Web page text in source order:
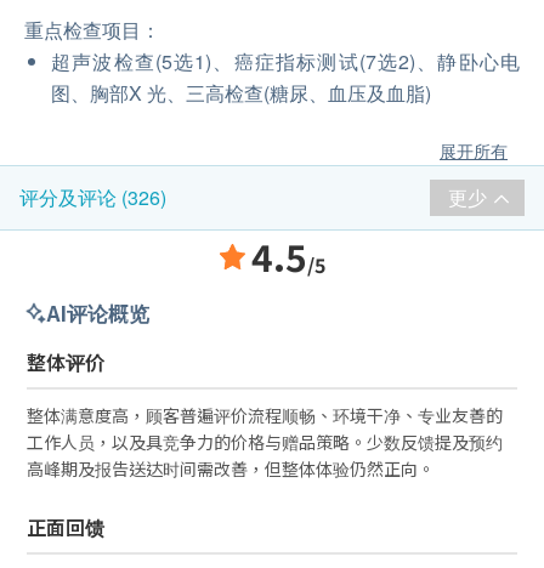
重点检查项目：
超声波检查(5选1)、癌症指标测试(7选2)、静卧心电
图、胸部X 光、三高检查(糖尿、血压及血脂)
展开所有
评分及评论 (326) 更少
4.5/5
AI评论概览
整体评价
整体满意度高，顾客普遍评价流程顺畅、环境干净、专业友善的
工作人员，以及具竞争力的价格与赠品策略。少数反馈提及预约
高峰期及报告送达时间需改善，但整体体验仍然正向。
正面回馈